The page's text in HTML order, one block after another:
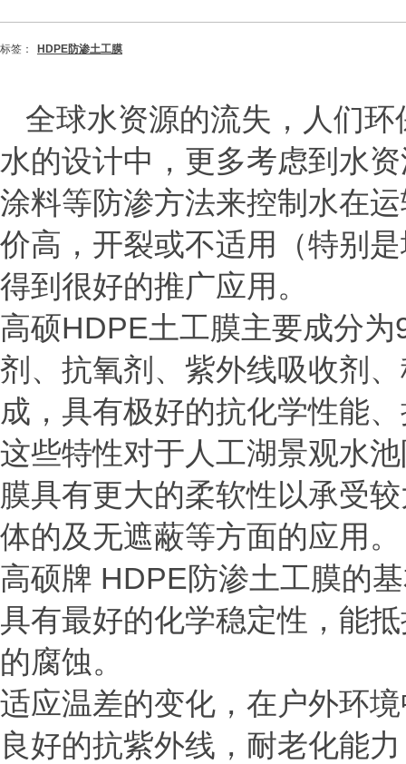
标签： HDPE防渗土工膜
全球水资源的流失，人们
水的设计中，更多考虑到水
涂料等防渗方法来控制水在
价高，开裂或不适用（特别
得到很好的推广应用。
高硕HDPE土工膜主要成分
剂、抗氧剂、紫外线吸收剂
成，具有极好的抗化学性能
这些特性对于人工湖景观水
膜具有更大的柔软性以承受
体的及无遮蔽等方面的应用。
高硕牌 HDPE防渗土工膜的
具有最好的化学稳定性，能
的腐蚀。
适应温差的变化，在户外环
良好的抗紫外线，耐老化能